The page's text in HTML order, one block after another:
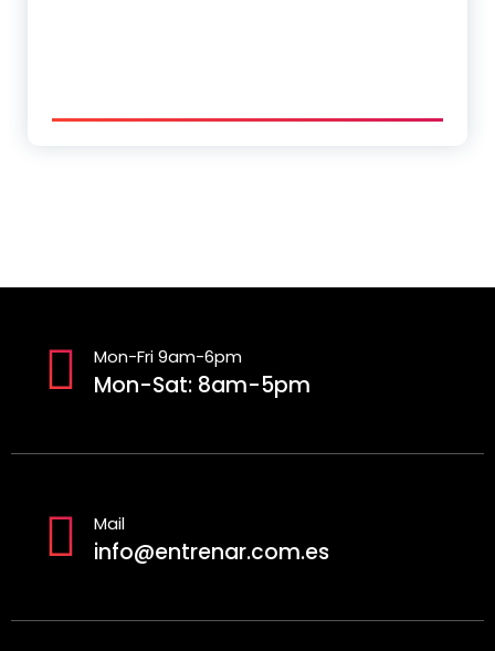
Mon-Fri 9am-6pm
Mon-Sat: 8am-5pm
Mail
info@entrenar.com.es